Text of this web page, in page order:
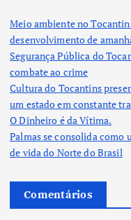
Meio ambiente no
desenvolvimento de
Segurança Pública do
combate ao crime
Cultura do Tocantins
um estado em constante
O Dinheiro é da Vítima.
Palmas se consolida como
de vida do Norte do Brasil
Comentários